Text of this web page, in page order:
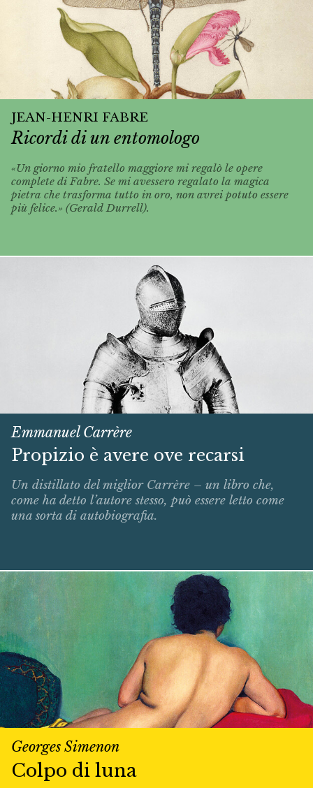
JEAN-HENRI FABRE
Ricordi di un entomologo
«Un giorno mio fratello maggiore mi regalò le opere
complete di Fabre. Se mi avessero regalato la magica
pietra che trasforma tutto in oro, non avrei potuto essere
più felice.» (Gerald Durrell).
Emmanuel Carrère
Propizio è avere ove recarsi
Un distillato del miglior Carrère – un libro che,
come ha detto l’autore stesso, può essere letto come
una sorta di autobiografia.
Georges Simenon
Colpo di luna